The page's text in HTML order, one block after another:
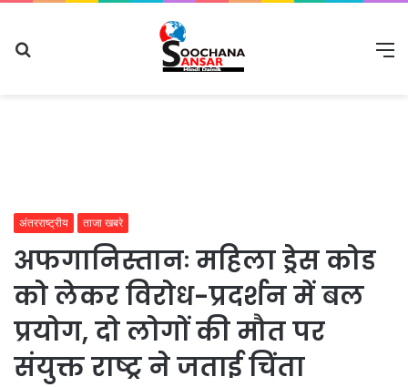
अंतरराष्ट्रीय ताजा खबरे
अफगानिस्तानः महिला ड्रेस कोड
को लेकर विरोध-प्रदर्शन में बल
प्रयोग, दो लोगों की मौत पर
संयुक्त राष्ट्र ने जताई चिंता